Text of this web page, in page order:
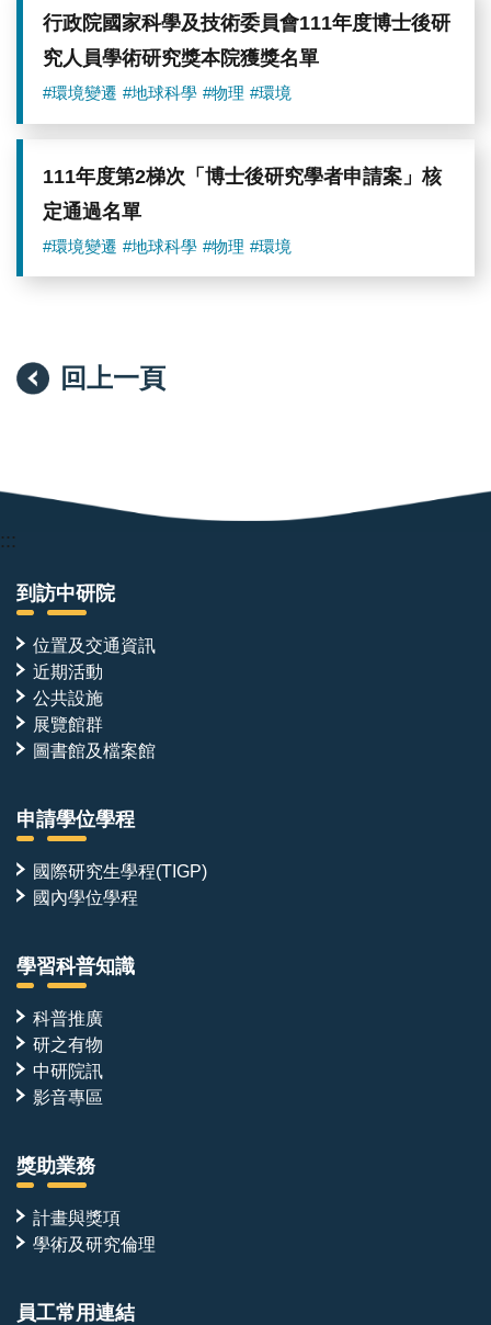
行政院國家科學及技術委員會111年度博士後研
究人員學術研究獎本院獲獎名單
#環境變遷 #地球科學 #物理 #環境
111年度第2梯次「博士後研究學者申請案」核
定通過名單
#環境變遷 #地球科學 #物理 #環境
回上一頁
:::
到訪中研院
位置及交通資訊
近期活動
公共設施
展覽館群
圖書館及檔案館
申請學位學程
國際研究生學程(TIGP)
國內學位學程
學習科普知識
科普推廣
研之有物
中研院訊
影音專區
獎助業務
計畫與獎項
學術及研究倫理
員工常用連結